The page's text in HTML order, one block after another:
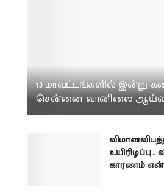
13 மாவட்டங்களில் இன்று
சென்னை வானிலை
உயிரிழப்பு…
காரணம்